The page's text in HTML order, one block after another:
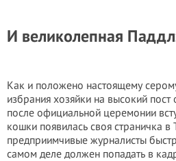
И великолепная
Как и положено настоящему
избрания хозяйки на высокий пост
после официальной церемонии
кошки появилась своя страничка в
предприимчивые журналисты
самом деле должен попадать в